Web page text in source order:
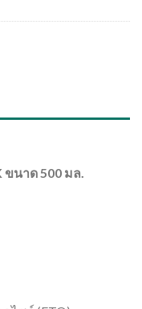
ขนาด 500 มล.